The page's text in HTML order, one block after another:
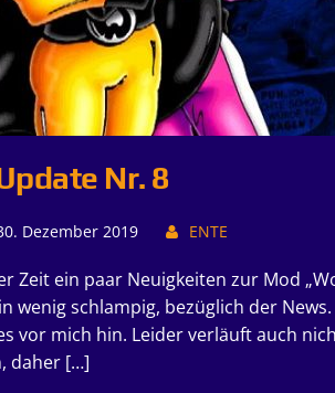
Nr. 8
Dezember 2019 ENTE
Zeit ein paar Neuigkeiten zur Mod
wenig schlampig, bezüglich der
vor mich hin. Leider verläuft auch
daher […]